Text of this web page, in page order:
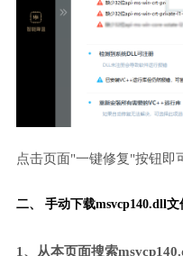
点击页面"一键修复"按钮即
二、 手动下载msvcp140.dll文
1、从本页面搜索